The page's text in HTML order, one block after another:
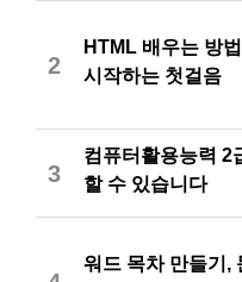
2
HTML 배우는 방
시작하는 첫걸음
3
컴퓨터활용능력 2
할 수 있습니다
워드 목차 만들기,